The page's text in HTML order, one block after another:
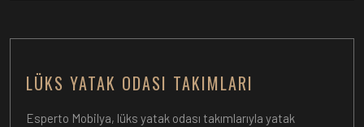
LÜKS YATAK ODASI TAKIMLARI
Esperto Mobilya, lüks yatak odası takımlarıyla yatak